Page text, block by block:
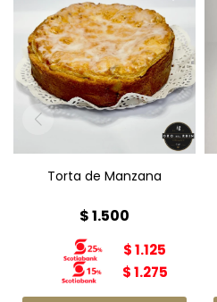
Torta de Manzana
Diámetro: 22cm
Peso: 1,8kg
Torta de Manzana
$1.500
$1.125
$1.275